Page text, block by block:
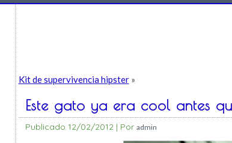
Kit de supervivencia hipster»
Este gato ya era cool antes
Publicado 12/02/2012| Por admin